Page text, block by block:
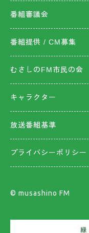
番組審議会
番組提供 / CM募集
むさしのFM市民の会
キャラクター
放送番組基準
プライバシーポリシー
©︎ musashino FM